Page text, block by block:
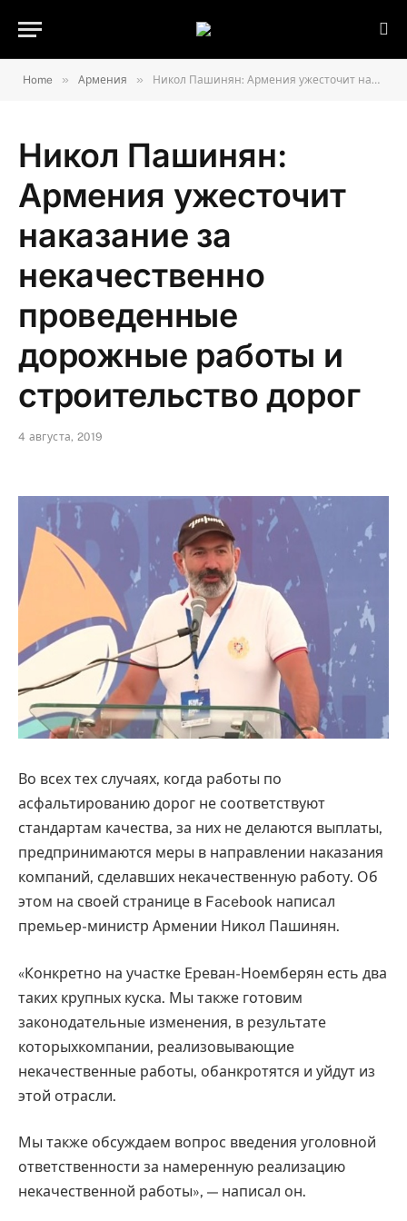
Home » Армения » Никол Пашинян: Армения ужесточит наказание за некачественно проведенные дорожные работы и строительство дорог
Никол Пашинян:
Армения ужесточит
наказание за
некачественно
проведенные
дорожные работы и
строительство дорог
4 августа, 2019
Во всех тех случаях, когда работы по
асфальтированию дорог не соответствуют
стандартам качества, за них не делаются выплаты,
предпринимаются меры в направлении наказания
компаний, сделавших некачественную работу. Об
этом на своей странице в Facebook написал
премьер-министр Армении Никол Пашинян.
«Конкретно на участке Ереван-Ноемберян есть два
таких крупных куска. Мы также готовим
законодательные изменения, в результате
которыхкомпании, реализовывающие
некачественные работы, обанкротятся и уйдут из
этой отрасли.
Мы также обсуждаем вопрос введения уголовной
ответственности за намеренную реализацию
некачественной работы», — написал он.